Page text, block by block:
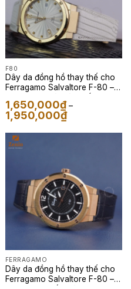
F80
Dây da đồng hồ thay thế cho
Ferragamo Salvaltore F-80 –
1,650,000₫ –
1,950,000₫Khoảng
giá:
FERRAGAMO
Dây da đồng hồ thay thế cho
Ferragamo Salvaltore F-80 –